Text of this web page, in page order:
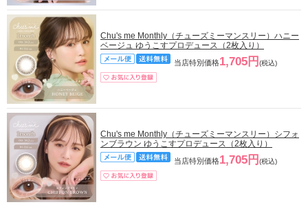
Chu's me Monthly（チューズミーマンスリー）ハニー
ベージュ ゆうこすプロデュース（2枚入り）
当店特別価格1,705円 (税込)
Chu's me Monthly（チューズミーマンスリー）シフォ
ンブラウン ゆうこすプロデュース（2枚入り）
当店特別価格1,705円 (税込)